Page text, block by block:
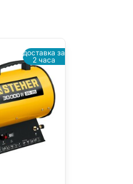
доставка за
2 часа